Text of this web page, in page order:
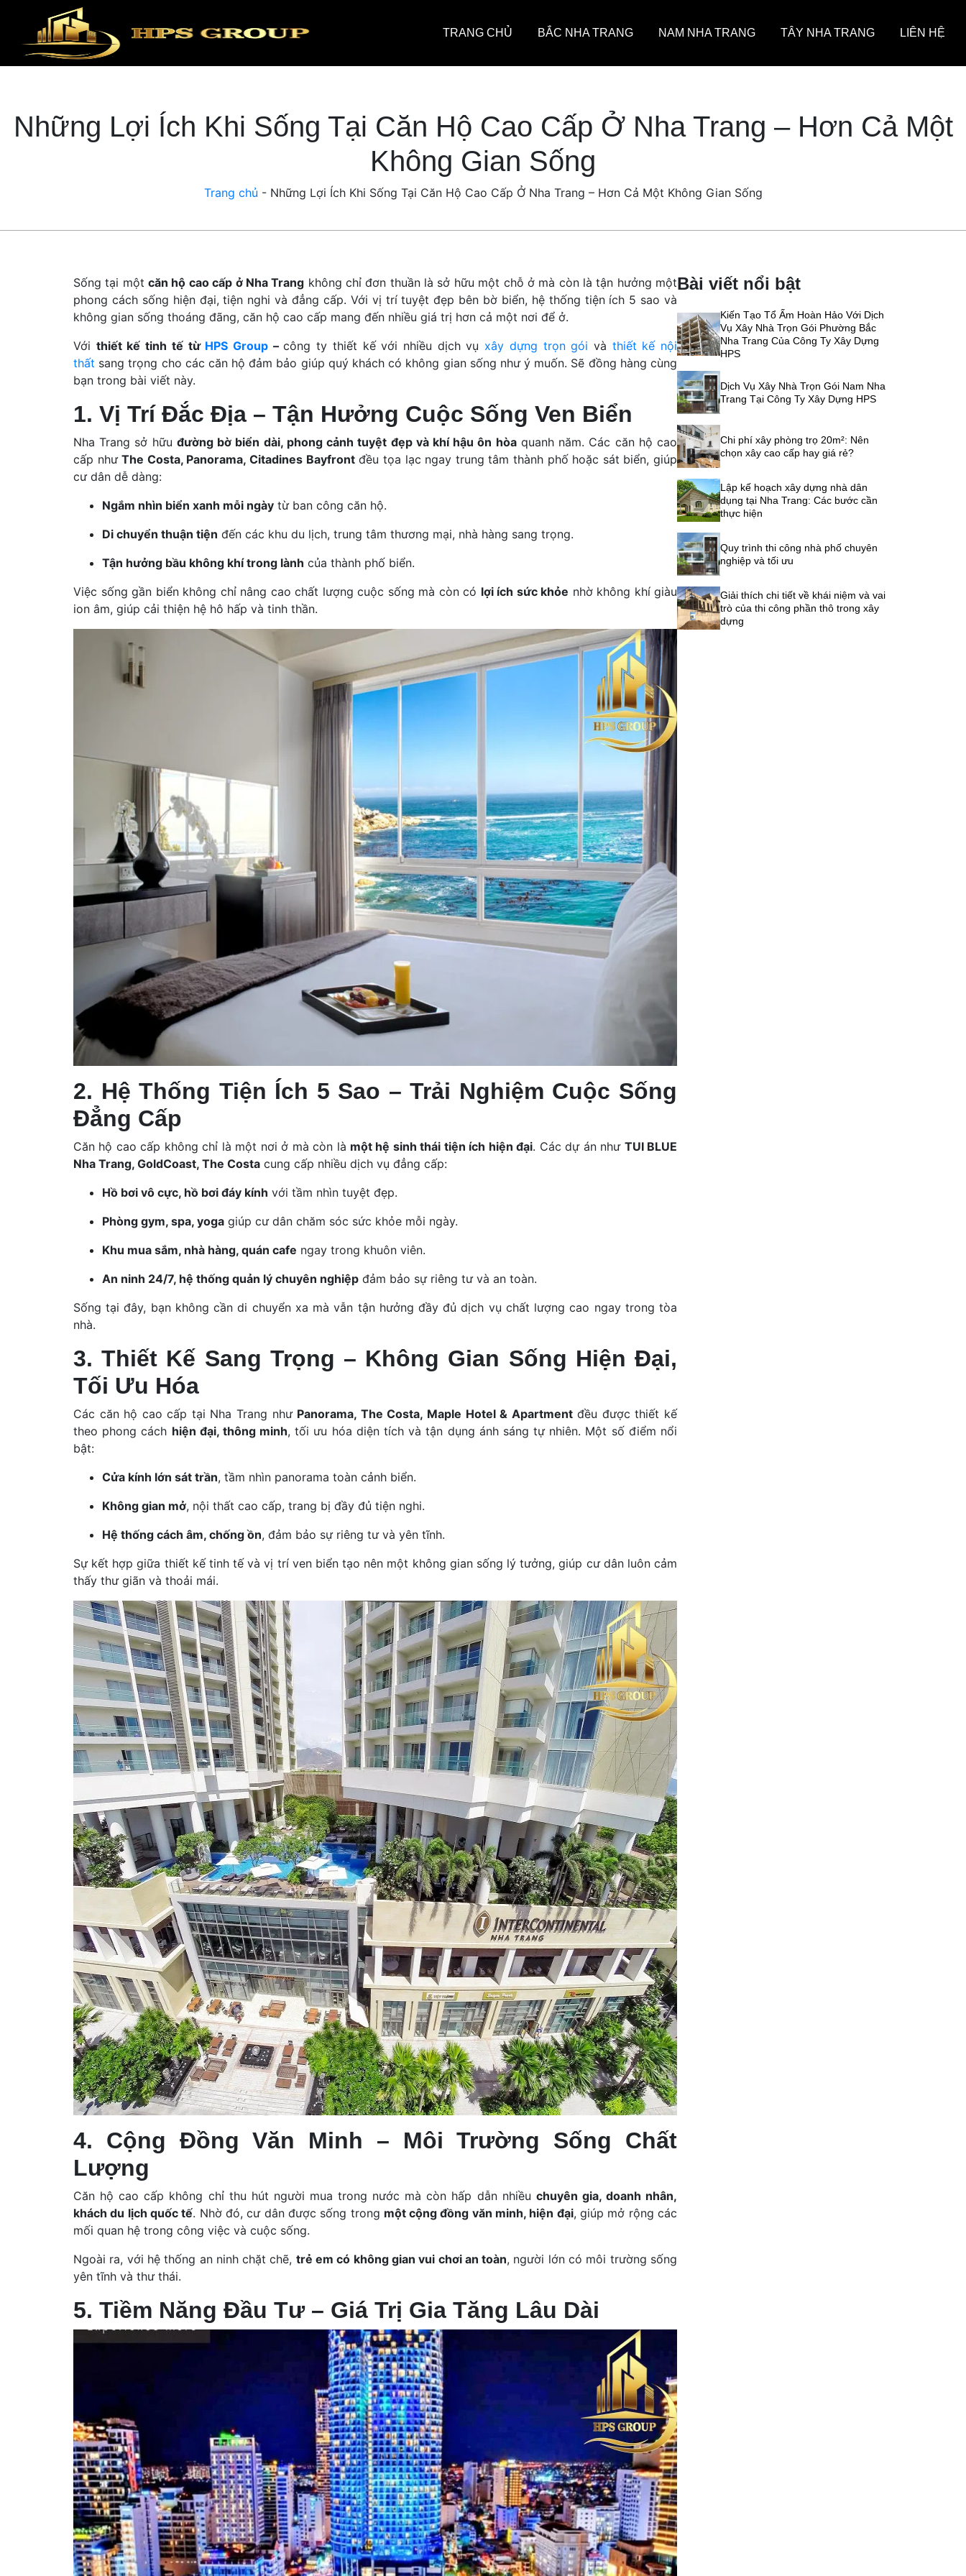
TRANG CHỦ BẮC NHA TRANG NAM NHA TRANG TÂY NHA TRANG LIÊN HỆ
Những Lợi Ích Khi Sống Tại Căn Hộ Cao Cấp Ở Nha Trang – Hơn Cả Một
Không Gian Sống
Trang chủ - Những Lợi Ích Khi Sống Tại Căn Hộ Cao Cấp Ở Nha Trang – Hơn Cả Một Không Gian Sống
Sống tại mộtcăn hộ cao cấp ở Nha Trang không chỉ đơn thuần là sở hữu một chỗ ở mà còn là tận hưởng một
phong cách sống hiện đại, tiện nghi và đẳng cấp. Với vị trí tuyệt đẹp bên bờ biển, hệ thống tiện ích 5 sao và
không gian sống thoáng đãng, căn hộ cao cấp mang đến nhiều giá trị hơn cả một nơi để ở.
Với thiết kế tinh tế từ HPS Group–công ty thiết kế với nhiều dịch vụ xây dựng trọn gói và thiết kế nội
thất sang trọng cho các căn hộ đảm bảo giúp quý khách có không gian sống như ý muốn. Sẽ đồng hàng cùng
bạn trong bài viết này.
1. Vị Trí Đắc Địa – Tận Hưởng Cuộc Sống Ven Biển
Nha Trang sở hữu đường bờ biển dài, phong cảnh tuyệt đẹp và khí hậu ôn hòaquanh năm. Các căn hộ cao
cấp nhưThe Costa, Panorama, Citadines Bayfrontđều tọa lạc ngay trung tâm thành phố hoặc sát biển, giúp
cư dân dễ dàng:
Ngắm nhìn biển xanh mỗi ngày từ ban công căn hộ.
Di chuyển thuận tiện đến các khu du lịch, trung tâm thương mại, nhà hàng sang trọng.
Tận hưởng bầu không khí trong lành của thành phố biển.
Việc sống gần biển không chỉ nâng cao chất lượng cuộc sống mà còn có lợi ích sức khỏe nhờ không khí giàu
ion âm, giúp cải thiện hệ hô hấp và tinh thần.
2. Hệ Thống Tiện Ích 5 Sao – Trải Nghiệm Cuộc Sống
Đẳng Cấp
Căn hộ cao cấp không chỉ là một nơi ở mà còn là một hệ sinh thái tiện ích hiện đại. Các dự án như TUI BLUE
Nha Trang, GoldCoast, The Costa cung cấp nhiều dịch vụ đẳng cấp:
Hồ bơi vô cực, hồ bơi đáy kính với tầm nhìn tuyệt đẹp.
Phòng gym, spa, yoga giúp cư dân chăm sóc sức khỏe mỗi ngày.
Khu mua sắm, nhà hàng, quán cafe ngay trong khuôn viên.
An ninh 24/7, hệ thống quản lý chuyên nghiệp đảm bảo sự riêng tư và an toàn.
Sống tại đây, bạn không cần di chuyển xa mà vẫn tận hưởng đầy đủ dịch vụ chất lượng cao ngay trong tòa
nhà.
3. Thiết Kế Sang Trọng – Không Gian Sống Hiện Đại,
Tối Ưu Hóa
Các căn hộ cao cấp tại Nha Trang như Panorama, The Costa, Maple Hotel & Apartmentđều được thiết kế
theo phong cách hiện đại, thông minh, tối ưu hóa diện tích và tận dụng ánh sáng tự nhiên. Một số điểm nổi
bật:
Cửa kính lớn sát trần, tầm nhìn panorama toàn cảnh biển.
Không gian mở, nội thất cao cấp, trang bị đầy đủ tiện nghi.
Hệ thống cách âm, chống ồn, đảm bảo sự riêng tư và yên tĩnh.
Sự kết hợp giữa thiết kế tinh tế và vị trí ven biển tạo nên một không gian sống lý tưởng, giúp cư dân luôn cảm
thấy thư giãn và thoải mái.
4. Cộng Đồng Văn Minh – Môi Trường Sống Chất
Lượng
Căn hộ cao cấp không chỉ thu hút người mua trong nước mà còn hấp dẫn nhiều chuyên gia, doanh nhân,
khách du lịch quốc tế. Nhờ đó, cư dân được sống trong một cộng đồng văn minh, hiện đại, giúp mở rộng các
mối quan hệ trong công việc và cuộc sống.
Ngoài ra, với hệ thống an ninh chặt chẽ, trẻ em có không gian vui chơi an toàn, người lớn có môi trường sống
yên tĩnh và thư thái.
5. Tiềm Năng Đầu Tư – Giá Trị Gia Tăng Lâu Dài
Bài viết nổi bật
Kiến Tạo Tổ Ấm Hoàn Hảo Với Dịch
Vụ Xây Nhà Trọn Gói Phường Bắc
Nha Trang Của Công Ty Xây Dựng
HPS
Dịch Vụ Xây Nhà Trọn Gói Nam Nha
Trang Tại Công Ty Xây Dựng HPS
Chi phí xây phòng trọ 20m²: Nên
chọn xây cao cấp hay giá rẻ?
Lập kế hoạch xây dựng nhà dân
dụng tại Nha Trang: Các bước cần
thực hiện
Quy trình thi công nhà phố chuyên
nghiệp và tối ưu
Giải thích chi tiết về khái niệm và vai
trò của thi công phần thô trong xây
dựng